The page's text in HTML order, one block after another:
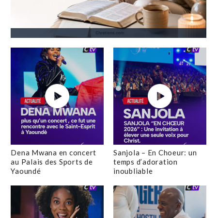
Dena Mwana en concert
au Palais des Sports de
Yaoundé
Sanjola – En Choeur: un
temps d’adoration
inoubliable